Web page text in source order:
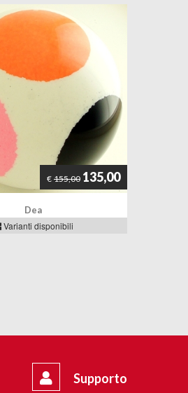
€ 155,00 135,00
Dea
Varianti disponibili
Supporto